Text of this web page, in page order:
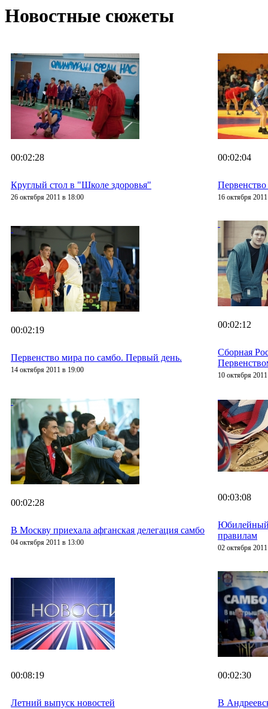
Новостные сюжеты
00:02:28
Круглый стол в "Школе здоровья"
26 октября 2011 в 18:00
00:02:04
16 октября
00:02:19
Первенство мира по самбо. Первый день.
14 октября 2011 в 19:00
00:02:12
Сборная
10 октября
00:02:28
В Москву приехала афганская делегация самбо
04 октября 2011 в 13:00
00:03:08
Юбилейный
правилам
02 октября
00:08:19
Летний выпуск новостей
00:02:30
В